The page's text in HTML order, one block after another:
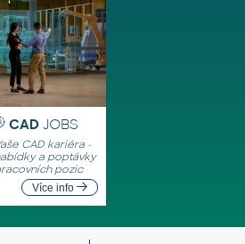
CAD JOBS
CAD kariéra -
a poptávky
pozic
Více info